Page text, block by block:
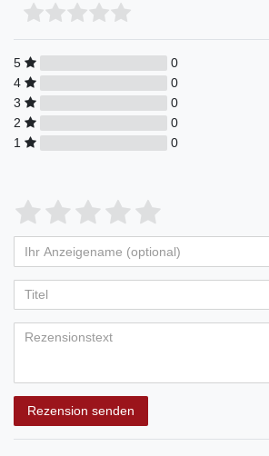
5
0
4
0
3
0
2
0
1
0
Rezension senden